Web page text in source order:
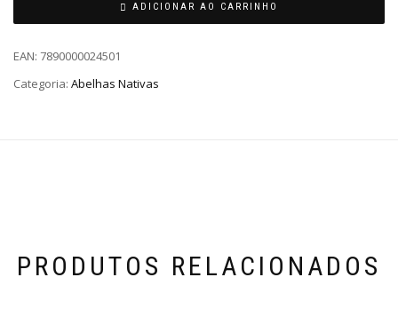
ADICIONAR AO CARRINHO
EAN: 7890000024501
Categoria: Abelhas Nativas
PRODUTOS RELACIONADOS